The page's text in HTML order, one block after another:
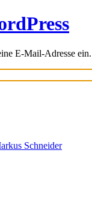
E-Mail-Adresse
Schneider